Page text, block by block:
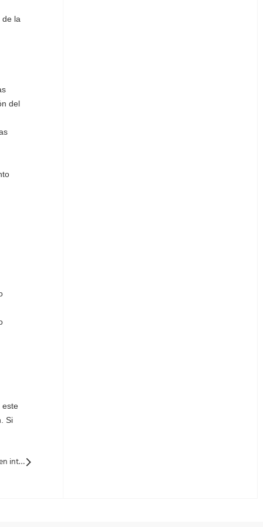
de la
del
este
Si
Siguiente: ¡Detener! Estos Solar Panel sy inversores no se pueden interconectar